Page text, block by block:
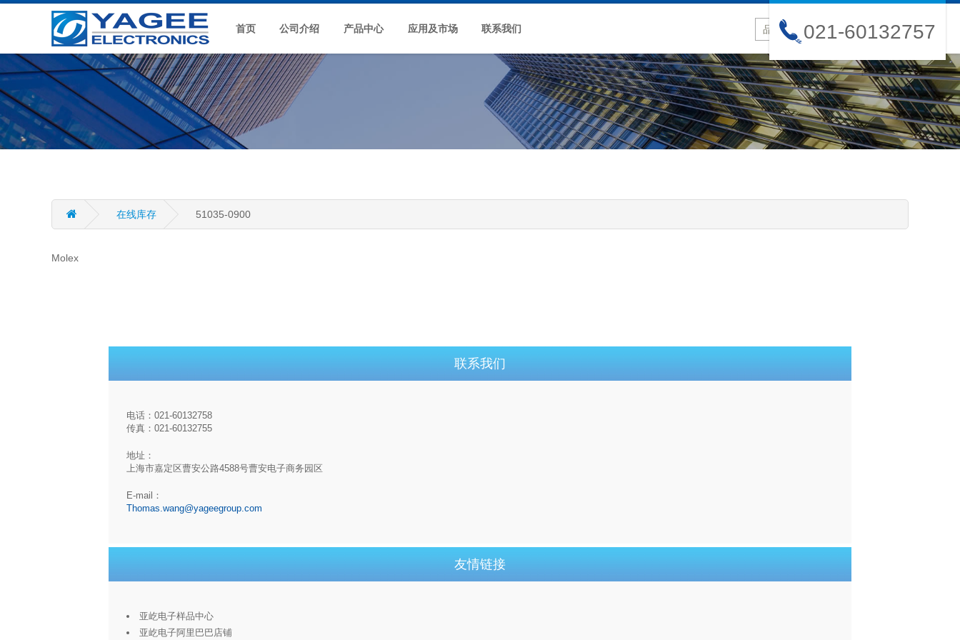
首页 公司介绍 产品中心 应用及市场 联系我们 021-60132757
在线库存 51035-0900
Molex
联系我们
电话：021-60132758
传真：021-60132755
地址：
上海市嘉定区曹安公路4588号曹安电子商务园区
E-mail：
Thomas.wang@yageegroup.com
友情链接
亚屹电子样品中心
亚屹电子阿里巴巴店铺